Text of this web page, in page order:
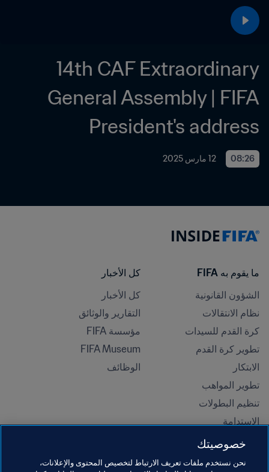
President's address
08:26 12 مارس 2025
ما يقوم به FIFA
الشؤون القانونية
نظام الانتقالات
كرة القدم للسيدات
تطوير كرة القدم
الابتكار
تطوير المواهب
تنظيم البطولات
الاستدامة
حقوق الإنسان ومناهضة التمييز
كل الأخبار
كل الأخبار
التقارير والوثائق
مؤسسة FIFA
FIFA Museum
الوظائف
خصوصيتك
نحن نستخدم ملفات تعريف الارتباط لتخصيص المحتوى والإعلانات،